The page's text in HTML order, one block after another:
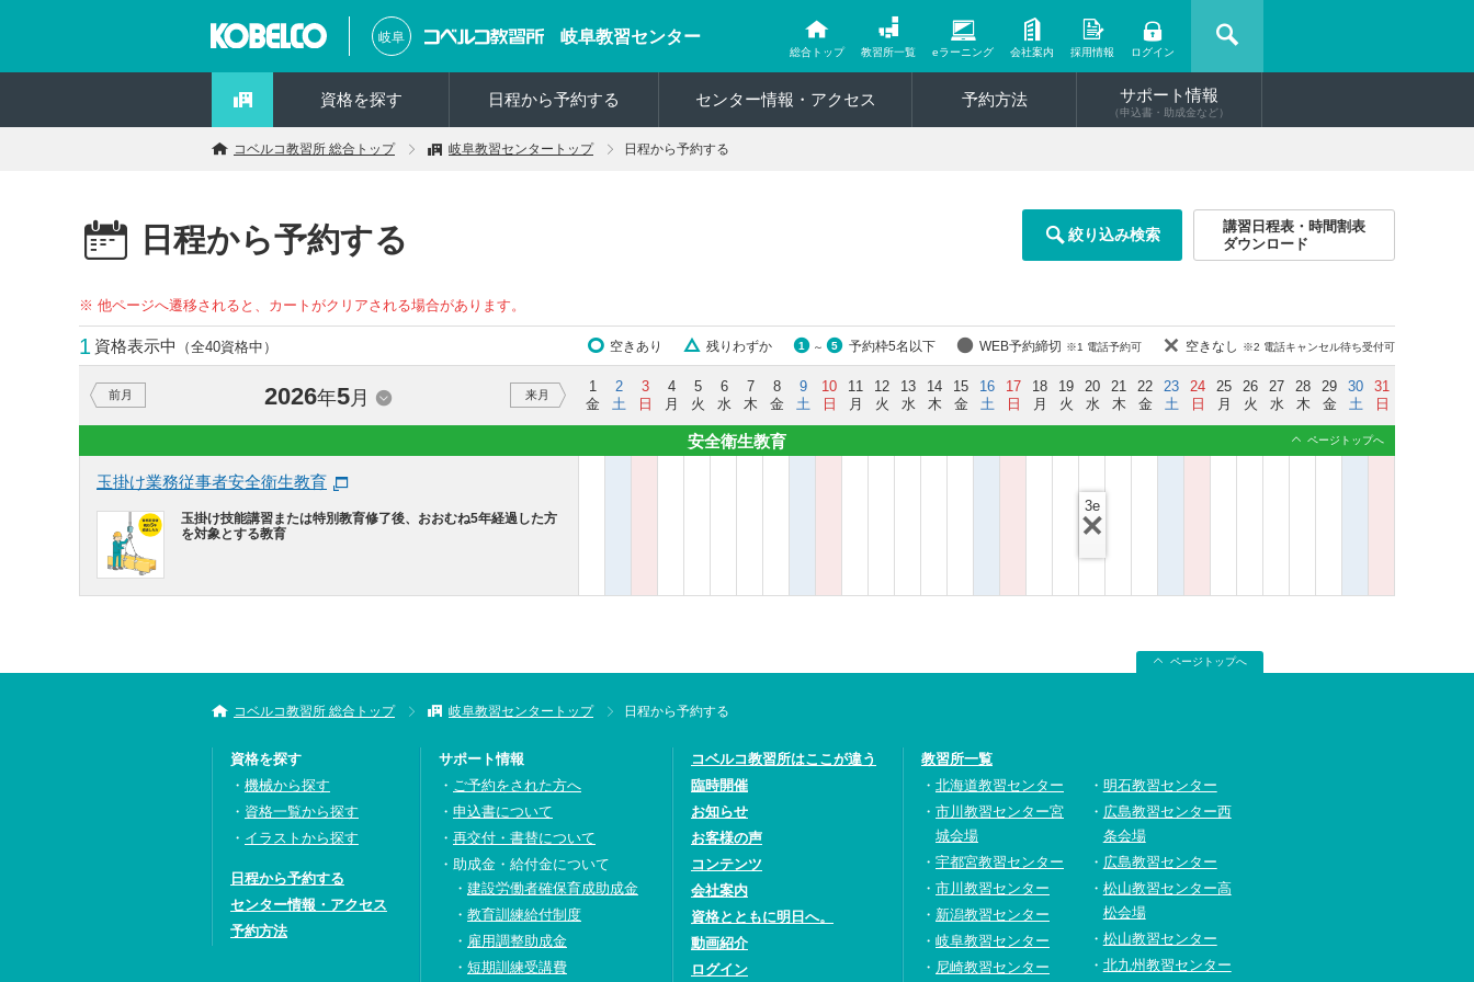
岐阜 岐阜教習センター
総合トップ 教習所一覧 eラーニング 会社案内 採用情報 ログイン
資格を探す 日程から予約する センター情報・アクセス 予約方法 サポート情報
（申込書・助成金など）
コベルコ教習所 総合トップ 岐阜教習センタートップ 日程から予約する
日程から予約する 絞り込み検索
講習日程表・時間割表
ダウンロード
※ 他ページへ遷移されると、カートがクリアされる場合があります。
1 資格表示中 （全40資格中） 空きあり 残りわずか 1 ～ 5 予約枠5名以下 WEB予約締切 ※1 電話予約可 空きなし ※2 電話キャンセル待ち受付可
前月 2026年5月 来月
1
金
2
土
3
日
4
月
5
火
6
水
7
木
8
金
9
土
10
日
11
月
12
火
13
水
14
木
15
金
16
土
17
日
18
月
19
火
20
水
21
木
22
金
23
土
24
日
25
月
26
火
27
水
28
木
29
金
30
土
31
日
安全衛生教育 ページトップへ
玉掛け業務従事者安全衛生教育
玉掛け技能講習または特別教育修了後、おおむね5年経過した方
を対象とする教育
3e
ページトップへ
コベルコ教習所 総合トップ 岐阜教習センタートップ 日程から予約する
資格を探す
機械から探す
資格一覧から探す
イラストから探す
日程から予約する
センター情報・アクセス
予約方法
サポート情報
ご予約をされた方へ
申込書について
再交付・書替について
助成金・給付金について
建設労働者確保育成助成金
教育訓練給付制度
雇用調整助成金
短期訓練受講費
コベルコ教習所はここが違う
臨時開催
お知らせ
お客様の声
コンテンツ
会社案内
資格とともに明日へ。
動画紹介
ログイン
教習所一覧
北海道教習センター
市川教習センター宮
城会場
宇都宮教習センター
市川教習センター
新潟教習センター
岐阜教習センター
尼崎教習センター
明石教習センター
広島教習センター西
条会場
広島教習センター
松山教習センター高
松会場
松山教習センター
北九州教習センター